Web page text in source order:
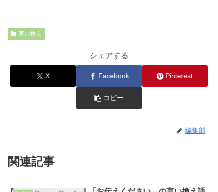
言い換え
シェアする
X Facebook Pinterest
コピー
編集部
関連記事